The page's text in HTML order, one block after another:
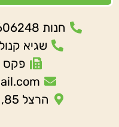
חנות 03-5606248 , 03-5660270
שגיא קנולר- 052-
פקס 03-5609803
הרצל 85, תל אביב 6655404